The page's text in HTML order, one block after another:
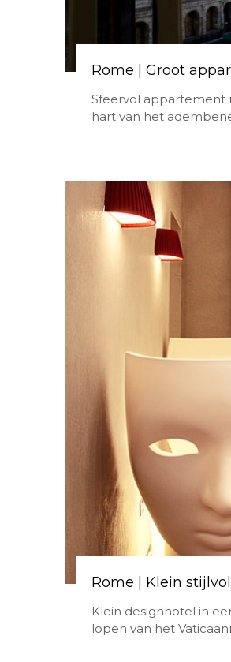
Rome | Groot
Sfeervol appartement
hart van het
Rome | Klein
Klein designhotel in
lopen van het